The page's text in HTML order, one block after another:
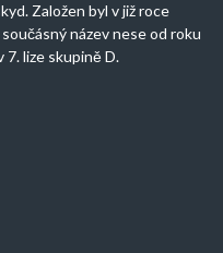
Založen byl v již roce
název nese od roku
lize skupině D.